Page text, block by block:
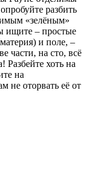
разбить
«зелёным»
ищите – простые
и поле, –
части, на сто, всё
Разбейте хоть на
на
не оторвать её от